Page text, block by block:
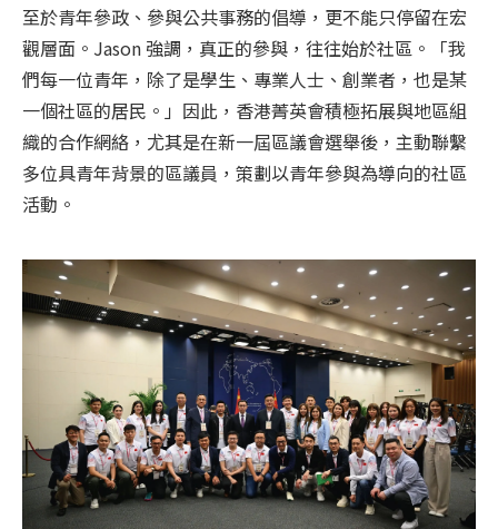
至於青年參政、參與公共事務的倡導，更不能只停留在宏
觀層面。Jason 強調，真正的參與，往往始於社區。「我
們每一位青年，除了是學生、專業人士、創業者，也是某
一個社區的居民。」因此，香港菁英會積極拓展與地區組
織的合作網絡，尤其是在新一屆區議會選舉後，主動聯繫
多位具青年背景的區議員，策劃以青年參與為導向的社區
活動。